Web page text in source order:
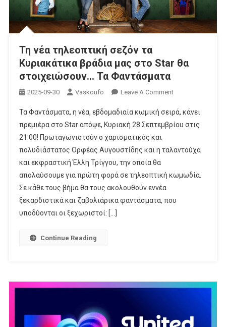
Τη νέα τηλεοπτική σεζόν τα
Κυριακάτικα βράδια μας στο Star θα
στοιχειώσουν… Τα Φαντάσματα
2025-09-30 Vaskoufo Leave A CommentOn
Νέα
Τηλεοπτική
Τα
Βράδια
Τα Φαντάσματα, η νέα, εβδομαδιαία κωμική σειρά, κάνει
πρεμιέρα στο Star απόψε, Κυριακή 28 Σεπτεμβρίου στις
21:00! Πρωταγωνιστούν ο χαρισματικός και
πολυδιάστατος Ορφέας Αυγουστίδης και η ταλαντούχα
και εκφραστική Έλλη Τρίγγου, την οποία θα
απολαύσουμε για πρώτη φορά σε τηλεοπτική κωμωδία.
Σε κάθε τους βήμα θα τους ακολουθούν εννέα
ξεκαρδιστικά και ζαβολιάρικα φαντάσματα, που
υποδύονται οι ξεχωριστοί: […]
Continue Reading